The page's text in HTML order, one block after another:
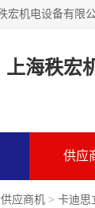
上海秩宏
供应
供应商机 > 卡迪思